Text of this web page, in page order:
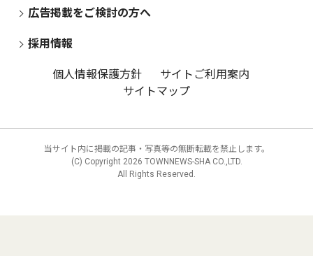
広告掲載をご検討の方へ
採用情報
個人情報保護方針
サイトご利用案内
サイトマップ
当サイト内に掲載の記事・写真等の無断転載を禁止します。
(C) Copyright 2026 TOWNNEWS-SHA CO.,LTD.
All Rights Reserved.